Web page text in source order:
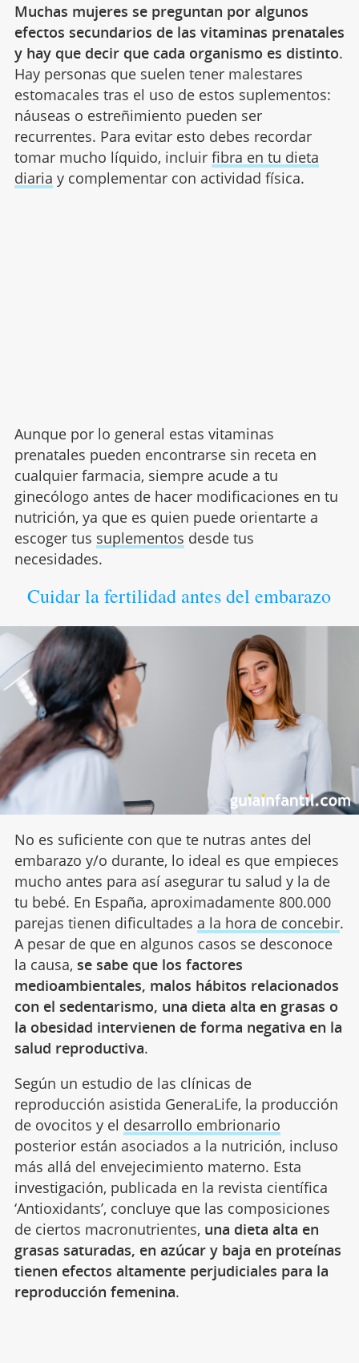
Muchas mujeres se preguntan por algunos
efectos secundarios de las vitaminas prenatales
y hay que decir que cada organismo es distinto.
Hay personas que suelen tener malestares
estomacales tras el uso de estos suplementos:
náuseas o estreñimiento pueden ser
recurrentes. Para evitar esto debes recordar
tomar mucho líquido, incluir fibra en tu dieta
diaria y complementar con actividad física.
Aunque por lo general estas vitaminas
prenatales pueden encontrarse sin receta en
cualquier farmacia, siempre acude a tu
ginecólogo antes de hacer modificaciones en tu
nutrición, ya que es quien puede orientarte a
escoger tus suplementos desde tus
necesidades.
Cuidar la fertilidad antes del embarazo
No es suficiente con que te nutras antes del
embarazo y/o durante, lo ideal es que empieces
mucho antes para así asegurar tu salud y la de
tu bebé. En España, aproximadamente 800.000
parejas tienen dificultades a la hora de concebir.
A pesar de que en algunos casos se desconoce
la causa, se sabe que los factores
medioambientales, malos hábitos relacionados
con el sedentarismo, una dieta alta en grasas o
la obesidad intervienen de forma negativa en la
salud reproductiva.
Según un estudio de las clínicas de
reproducción asistida GeneraLife, la producción
de ovocitos y el desarrollo embrionario
posterior están asociados a la nutrición, incluso
más allá del envejecimiento materno. Esta
investigación, publicada en la revista científica
‘Antioxidants’, concluye que las composiciones
de ciertos macronutrientes, una dieta alta en
grasas saturadas, en azúcar y baja en proteínas
tienen efectos altamente perjudiciales para la
reproducción femenina.